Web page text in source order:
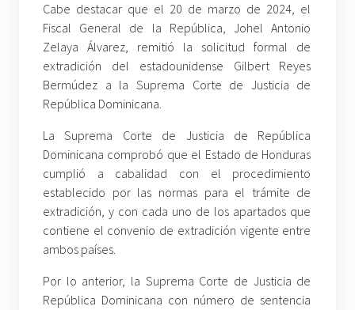
Cabe destacar que el 20 de marzo de 2024, el
Fiscal General de la República, Johel Antonio
Zelaya Álvarez, remitió la solicitud formal de
extradición del estadounidense Gilbert Reyes
Bermúdez a la Suprema Corte de Justicia de
República Dominicana.
La Suprema Corte de Justicia de República
Dominicana comprobó que el Estado de Honduras
cumplió a cabalidad con el procedimiento
establecido por las normas para el trámite de
extradición, y con cada uno de los apartados que
contiene el convenio de extradición vigente entre
ambos países.
Por lo anterior, la Suprema Corte de Justicia de
República Dominicana con número de sentencia